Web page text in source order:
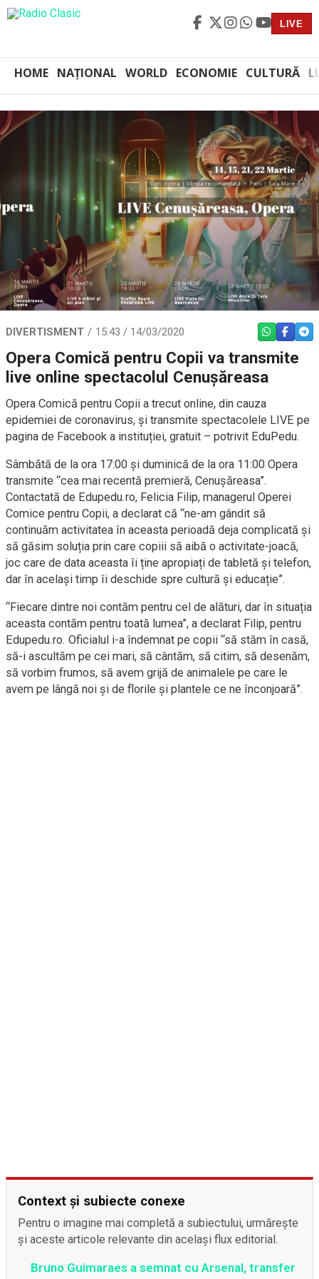
LIVE
HOME NAȚIONAL WORLD ECONOMIE CULTURĂ
DIVERTISMENT 15:43 / 14/03/2020 WHATSAPP
Opera Comică pentru Copii va transmite
live online spectacolul Cenușăreasa
Opera Comică pentru Copii a trecut online, din cauza
epidemiei de coronavirus, și transmite spectacolele LIVE pe
pagina de Facebook a instituției, gratuit – potrivit EduPedu.
Sâmbătă de la ora 17:00 și duminică de la ora 11:00 Opera
transmite “cea mai recentă premieră, Cenușăreasa”.
Contactată de Edupedu.ro, Felicia Filip, managerul Operei
Comice pentru Copii, a declarat că “ne-am gândit să
continuăm activitatea în aceasta perioadă deja complicată și
să găsim soluția prin care copiii să aibă o activitate-joacă,
joc care de data aceasta îi ține apropiați de tabletă și telefon,
dar în același timp îi deschide spre cultură și educație”.
“Fiecare dintre noi contăm pentru cel de alături, dar în situația
aceasta contăm pentru toată lumea”, a declarat Filip, pentru
Edupedu.ro. Oficialul i-a îndemnat pe copii “să stăm în casă,
să-i ascultăm pe cei mari, să cântăm, să citim, să desenăm,
să vorbim frumos, să avem grijă de animalele pe care le
avem pe lângă noi și de florile și plantele ce ne înconjoară”.
Context și subiecte conexe
Pentru o imagine mai completă a subiectului, urmărește
și aceste articole relevante din același flux editorial.
Bruno Guimaraes a semnat cu Arsenal, transfer